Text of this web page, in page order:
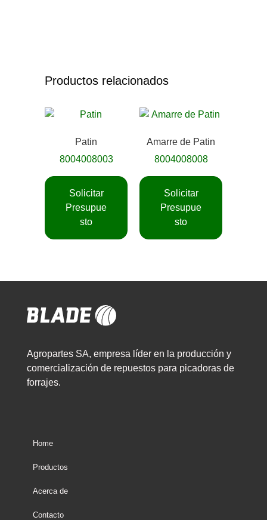
Productos relacionados
Patin
8004008003
Solicitar
Presupue
sto
Amarre de Patin
8004008008
Solicitar
Presupue
sto
Agropartes SA, empresa líder en la producción y
comercialización de repuestos para picadoras de
forrajes.
Home
Productos
Acerca de
Contacto